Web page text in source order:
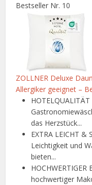
Bestseller Nr. 10
ZOLLNER Deluxe
Allergiker geeignet –
das Herzstück...
EXTRA LEICHT &
Leichtigkeit und
bieten...
hochwertiger